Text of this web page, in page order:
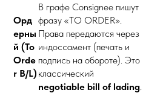
Орд
ерны
й (To
Orde
r B/L)
В графе Consignee пишут
фразу «TO ORDER».
Права передаются через
индоссамент (печать и
подпись на обороте). Это
классический
negotiable bill of lading